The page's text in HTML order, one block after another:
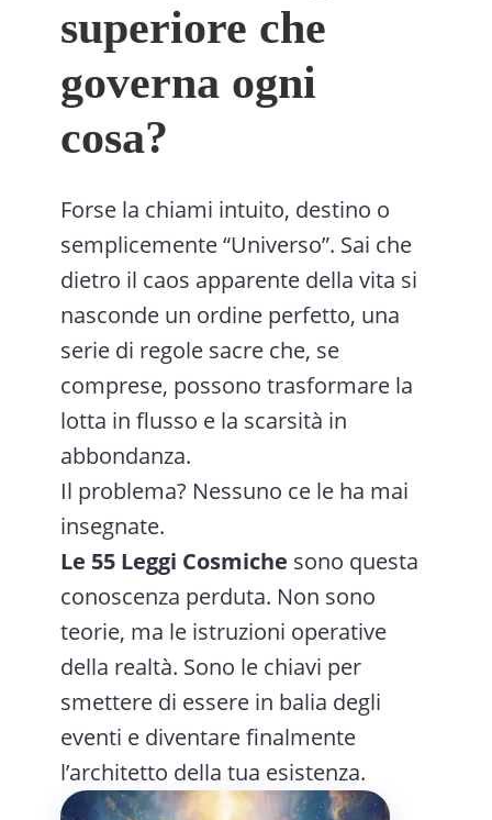
superiore che
governa ogni
cosa?
Forse la chiami intuito, destino o
semplicemente “Universo”. Sai che
dietro il caos apparente della vita si
nasconde un ordine perfetto, una
serie di regole sacre che, se
comprese, possono trasformare la
lotta in flusso e la scarsità in
abbondanza.
Il problema? Nessuno ce le ha mai
insegnate.
Le 55 Leggi Cosmiche sono questa
conoscenza perduta. Non sono
teorie, ma le istruzioni operative
della realtà. Sono le chiavi per
smettere di essere in balia degli
eventi e diventare finalmente
l’architetto della tua esistenza.